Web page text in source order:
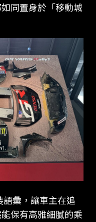
同置身於「移動城
彙，讓車主在追
保有高雅細膩的乘